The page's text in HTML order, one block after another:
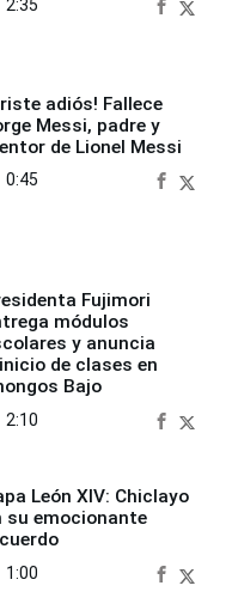
2:35
adiós! Fallece
Messi, padre y
de Lionel Messi
0:45
Fujimori
módulos
y anuncia
de clases en
Bajo
2:10
León XIV: Chiclayo
su emocionante
1:00